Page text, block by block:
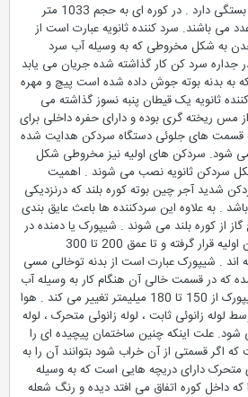
تعداد دمنده ها به قطر بوته بستگی دارد . در کوره ای به حجم 1033 متر
دمنده ها 14 عدد می باشند. سرد کننده ثانویه عبارت است از
به شکل مخروطی که به وسیله آب سرد
سرد کن کار گذاشته شده جریان می یابد
به بدنه بوته جوش داده شده است پیچ و مهره
ثانویه یک قیطان پنبه نسوز گذاشته می
ریخته گری بوده و دارای حفره داخلی برای
های جلوئی دستگاه سردکن هدایت شده
سردکن های اولیه نیز مخروطی شکل
سردکن ثانویه نصب می شوند . اهمیت
شدید آجر چین بوته کوره بلند که درنزدیکی
. به علاوه این سردکننده ها باعث عایق بندی
از کوره بلند می شوند . شیپورک یا دمنده در
حفره مخروطی شکل سردکن اولیه قرار گرفته و تا عمق 200 تا 300
. شیپورک عبارت است از بدنه توخالی مسی
در قسمت خالی آن هنگام کار به وسیله آب
پر می شود . قطر داخلی شیپورک از 150 تا 180 میلیمتر تغییر می کند . هوا
لوله زانوئی ثابت ، لوله زانوئی متحرک ، لوله
علت اینکه چنین ساختمان پیچیده ای را
اگر قسمتی از آن خراب شود بتوانند آن را به
دارای دریچه هایی است که به وسیله
که داخل کوره اتفاق می افتد دیده و رنگ شعله